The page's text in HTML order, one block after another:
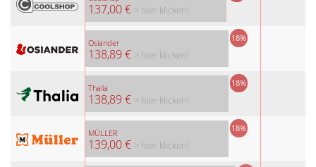
137,00 € > hier klicken!
Osiander
138,89 €
18%
> hier klicken!
Thalia
138,89 €
18%
> hier klicken!
MÜLLER
139,00 €
18%
> hier klicken!